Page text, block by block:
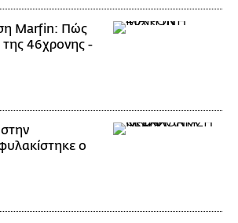
Marfin: Πώς
46χρονης -
ο